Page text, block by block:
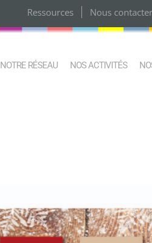
Ressources Nous contacter
NOTRE RÉSEAU NOS ACTIVITÉS